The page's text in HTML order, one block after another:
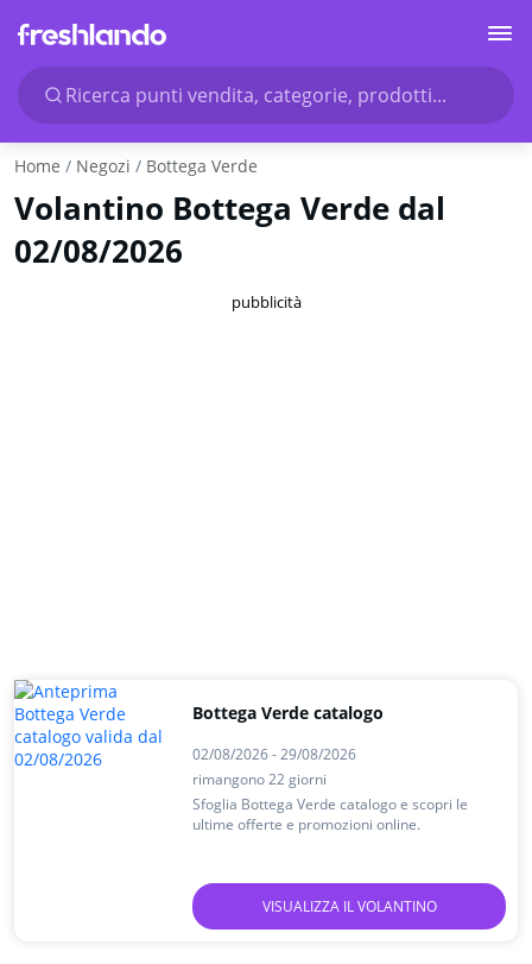
Ricerca punti vendita, categorie, prodotti...
Home Negozi Bottega Verde
Volantino Bottega Verde dal
02/08/2026
pubblicità
Bottega Verde catalogo
02/08/2026 - 29/08/2026
rimangono 22 giorni
Sfoglia Bottega Verde catalogo e scopri le
ultime offerte e promozioni online.
VISUALIZZA IL VOLANTINO